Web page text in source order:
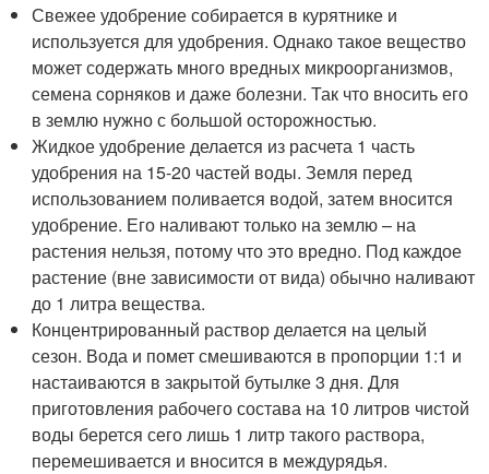
Свежее удобрение собирается в курятнике и
используется для удобрения. Однако такое вещество
может содержать много вредных микроорганизмов,
семена сорняков и даже болезни. Так что вносить его
в землю нужно с большой осторожностью.
Жидкое удобрение делается из расчета 1 часть
удобрения на 15-20 частей воды. Земля перед
использованием поливается водой, затем вносится
удобрение. Его наливают только на землю – на
растения нельзя, потому что это вредно. Под каждое
растение (вне зависимости от вида) обычно наливают
до 1 литра вещества.
Концентрированный раствор делается на целый
сезон. Вода и помет смешиваются в пропорции 1:1 и
настаиваются в закрытой бутылке 3 дня. Для
приготовления рабочего состава на 10 литров чистой
воды берется сего лишь 1 литр такого раствора,
перемешивается и вносится в междурядья.